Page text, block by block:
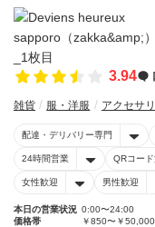
3.94
雑貨 服・洋服 アクセサ
配達・デリバリー専門
24時間営業 QRコー
女性歓迎 男性歓迎
本日の営業状況 0:00〜24:00
価格帯
￥850〜￥50,000